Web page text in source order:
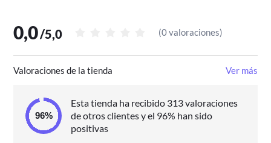
tiene una porosidad muy baja.
Al no tener poro, la comida no se pega, los utensilios se
limpian mucho más fácilmente y además no absorben
aceites ni cogen ningún olor.
temperatura de forma excepcional por lo que
conseguimos una cocción excelente y muy natural.
Es muyresistente a los choques térmicos y a los
pequeños golpesque suelen producirse en la cocina.
0,0/5,0 (0 valoraciones)
Valoraciones de la tienda Ver más
Esta tienda ha recibido 313 valoraciones
de otros clientes y el 96% han sido
positivas